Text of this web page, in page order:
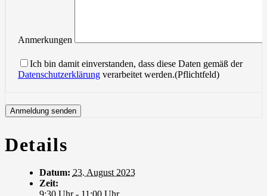
Anmerkungen
Ich bin damit einverstanden, dass diese Daten gemäß der
Datenschutzerklärung verarbeitet werden.(Pflichtfeld)
Details
Datum: 23. August 2023
Zeit: